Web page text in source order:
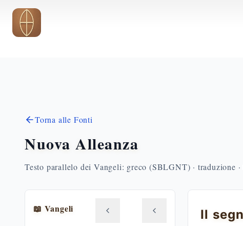
Vai al contenuto principale
Torna alle Fonti
Nuova Alleanza
Testo parallelo dei Vangeli: greco (SBLGNT) · traduzione ·
📖 Vangeli Il